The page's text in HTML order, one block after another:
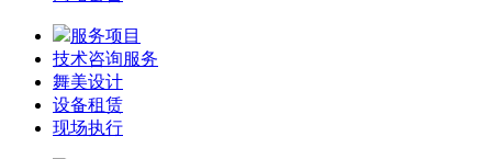
服务项目
技术咨询服务
舞美设计
设备租赁
现场执行